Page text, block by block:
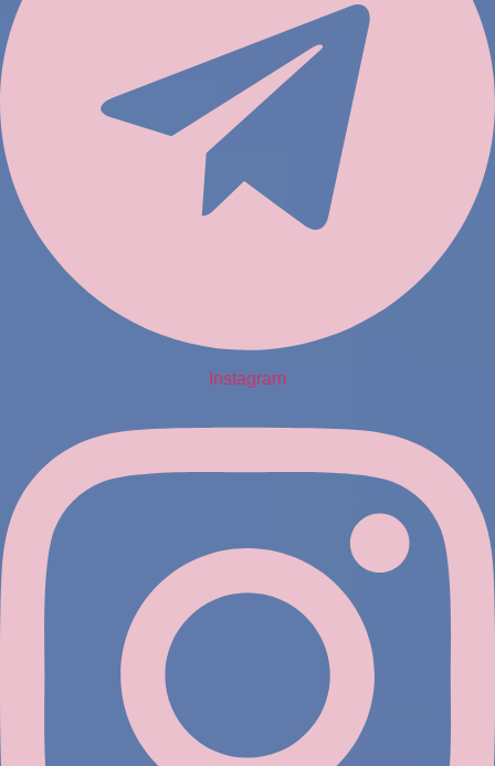
Instagram